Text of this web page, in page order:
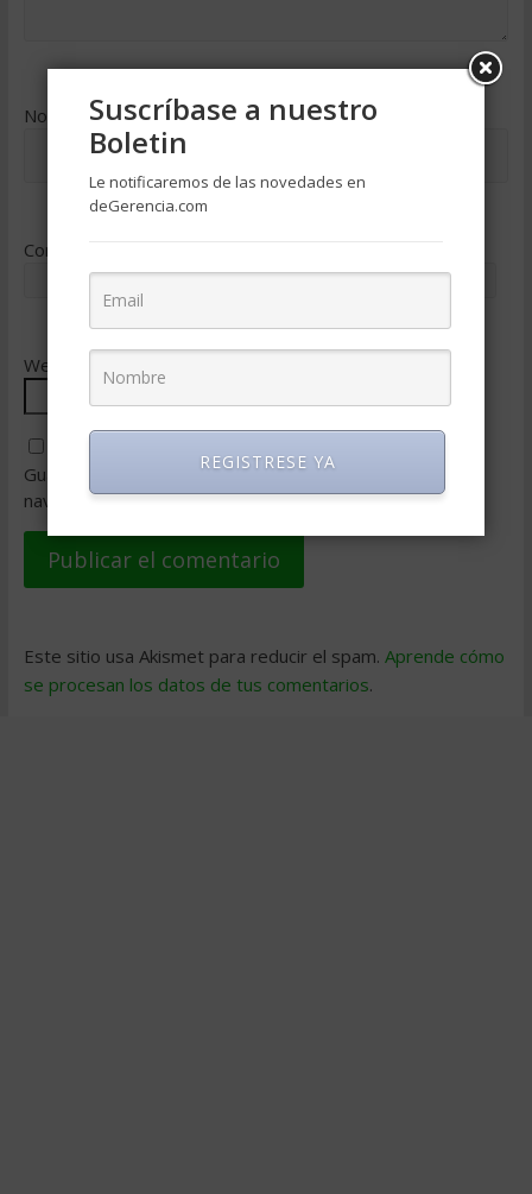
Nombre*
Correo electrónico
Web
Guarda mi nombre, correo electrónico y web en este
navegador para la próxima vez que comente.
Este sitio usa Akismet para reducir el spam. Aprende cómo
se procesan los datos de tus comentarios.
Suscríbase a nuestro
Boletin
Le notificaremos de las novedades en
deGerencia.com
REGISTRESE YA